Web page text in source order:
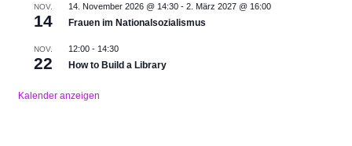
NOV.
14
14. November 2026 @ 14:30- 2. März 2027 @ 16:00
Frauen im Nationalsozialismus
NOV.
22
12:00- 14:30
How to Build a Library
Kalender anzeigen